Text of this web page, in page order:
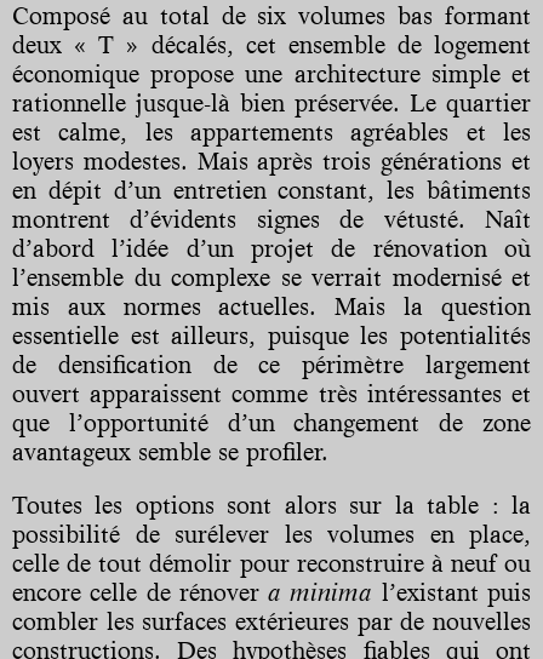
Composé au total de six volumes bas formant
deux « T » décalés, cet ensemble de logement
économique propose une architecture simple et
rationnelle jusque-là bien préservée. Le quartier
est calme, les appartements agréables et les
loyers modestes. Mais après trois générations et
en dépit d’un entretien constant, les bâtiments
montrent d’évidents signes de vétusté. Naît
d’abord l’idée d’un projet de rénovation où
l’ensemble du complexe se verrait modernisé et
mis aux normes actuelles. Mais la question
essentielle est ailleurs, puisque les potentialités
de densification de ce périmètre largement
ouvert apparaissent comme très intéressantes et
que l’opportunité d’un changement de zone
avantageux semble se profiler.
Toutes les options sont alors sur la table : la
possibilité de surélever les volumes en place,
celle de tout démolir pour reconstruire à neuf ou
encore celle de rénovera minima l’existant puis
combler les surfaces extérieures par de nouvelles
constructions. Des hypothèses fiables qui ont